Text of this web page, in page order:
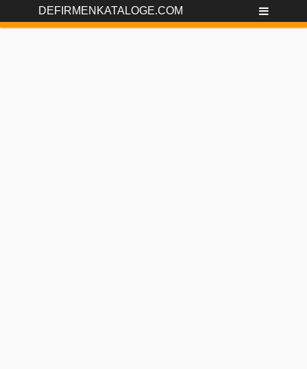
DEFIRMENKATALOGE.COM